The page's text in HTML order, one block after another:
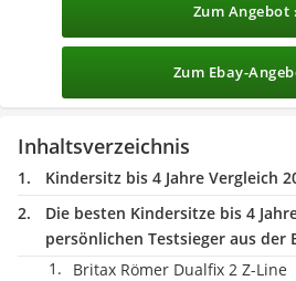
Zum Angebot
Zum Ebay-
Inhaltsverzeichnis
Kindersitz bis 4 Jahre Vergleich
Die besten Kindersitze bis 4
persönlichen Testsieger aus der
Britax Römer Dualfix 2 Z-Line